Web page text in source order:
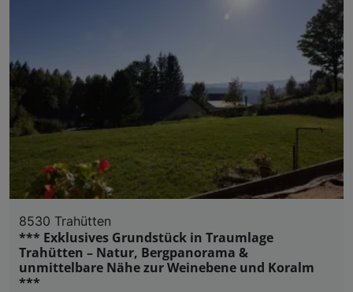
8530 Trahütten
*** Exklusives Grundstück in Traumlage
Trahütten – Natur, Bergpanorama &
unmittelbare Nähe zur Weinebene und Koralm
***